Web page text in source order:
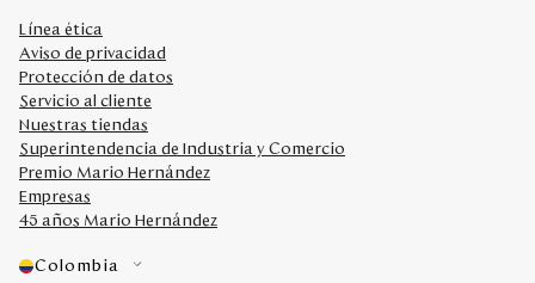
Línea ética
Aviso de privacidad
Protección de datos
Servicio al cliente
Nuestras tiendas
Superintendencia de Industria y Comercio
Premio Mario Hernández
Empresas
45 años Mario Hernández
Colombia